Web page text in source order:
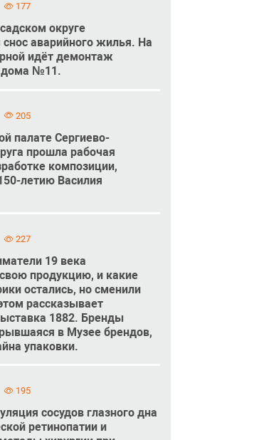
177
округе
аварийного жилья. На
идёт демонтаж
дома №11.
205
палате Сергиево-
прошла рабочая
композиции,
летию Василия
227
19 века
продукцию, и какие
остались, но сменили
рассказывает
1882. Бренды
в Музее брендов,
упаковки.
195
сосудов глазного дна
ретинопатии и